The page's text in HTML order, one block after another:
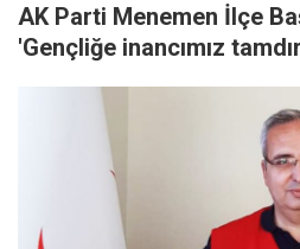
AK Parti Menemen İlçe
'Gençliğe inancımız